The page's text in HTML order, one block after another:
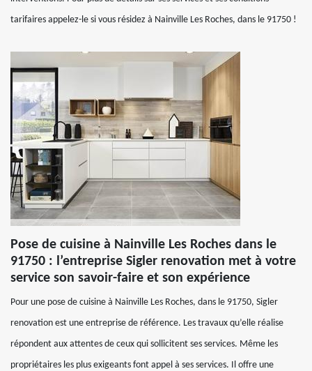
tarifaires appelez-le si vous résidez à Nainville Les Roches, dans le 91750 !
Pose de cuisine à Nainville Les Roches dans le
91750 : l’entreprise Sigler renovation met à votre
service son savoir-faire et son expérience
Pour une pose de cuisine à Nainville Les Roches, dans le 91750, Sigler
renovation est une entreprise de référence. Les travaux qu’elle réalise
répondent aux attentes de ceux qui sollicitent ses services. Même les
propriétaires les plus exigeants font appel à ses services. Il offre une